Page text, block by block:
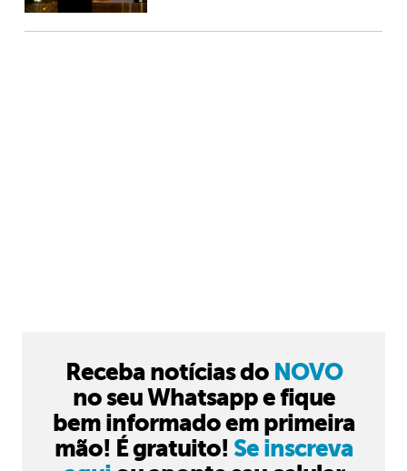
Receba notícias do NOVO
no seu Whatsapp e fique
bem informado em primeira
mão! É gratuito! Se inscreva